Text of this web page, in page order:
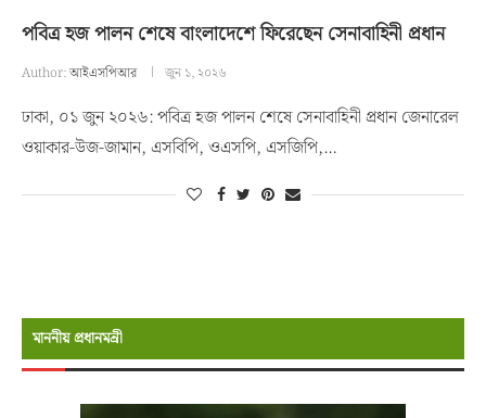
পবিত্র হজ পালন শেষে বাংলাদেশে ফিরেছেন সেনাবাহিনী প্রধান
Author:আইএসপিআর জুন ১, ২০২৬
ঢাকা, ০১ জুন ২০২৬: পবিত্র হজ পালন শেষে সেনাবাহিনী প্রধান জেনারেল
ওয়াকার-উজ-জামান, এসবিপি, ওএসপি, এসজিপি,…
মাননীয় প্রধানমন্রী